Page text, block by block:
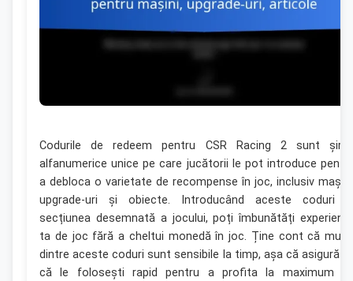
Codurile de redeem pentru CSR Racing 2 sunt
alfanumerice unice pe care jucătorii le pot introduce
a debloca o varietate de recompense în joc, inclusiv
upgrade-uri și obiecte. Introducând aceste coduri
secțiunea desemnată a jocului, poți îmbunătăți
ta de joc fără a cheltui monedă în joc. Ține cont că
dintre aceste coduri sunt sensibile la timp, așa că asigură-
că le folosești rapid pentru a profita la maximum